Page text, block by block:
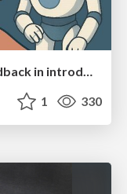
Leveraging LLMs for student feedback in introductory data science courses - posit::conf(2025)
1 330